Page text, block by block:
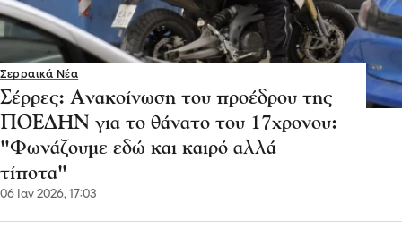
Σερραικά Νέα
Σέρρες: Ανακοίνωση του προέδρου της
ΠΟΕΔΗΝ για το θάνατο του 17χρονου:
"Φωνάζουμε εδώ και καιρό αλλά
τίποτα"
06 Ιαν 2026, 17:03